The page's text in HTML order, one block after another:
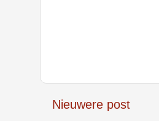
Nieuwere post